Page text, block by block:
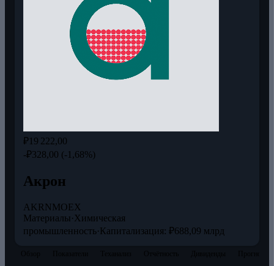
₽19 222,00
-₽328,00 (-1,68%)
Акрон
AKRNMOEX
Материалы· Химическая
промышленность·Капитализация: ₽688,09 млрд